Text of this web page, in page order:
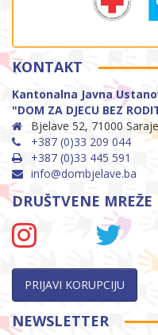
KONTAKT
Kantonalna Javna
"DOM ZA DJECU BEZ
Bjelave 52, 71000
+387 (0)33 209 044
+387 (0)33 445 591
info@dombjelave.ba
DRUŠTVENE MREŽE
PRIJAVI KORUPCIJU
NEWSLETTER